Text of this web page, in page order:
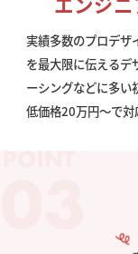
実績多数のプロデザ
を最大限に伝えるデ
ーシングなどに多い
低価格20万円〜で対